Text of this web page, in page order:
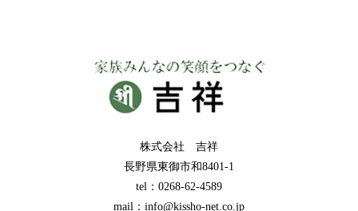
株式会社 吉祥
長野県東御市和8401-1
tel：0268-62-4589
mail：info@kissho-net.co.jp